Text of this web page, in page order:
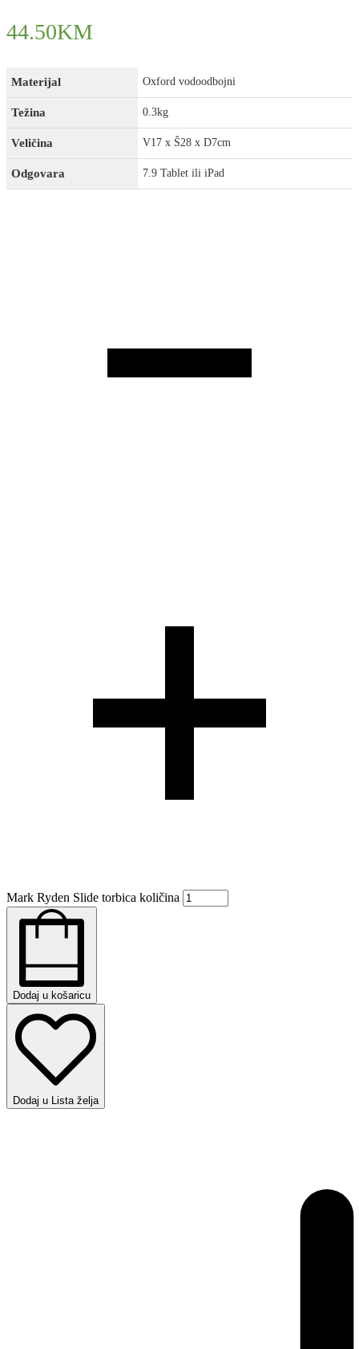
44.50KM
Materijal Oxford vodoodbojni
Težina 0.3kg
Veličina V17 x Š28 x D7cm
Odgovara 7.9 Tablet ili iPad
Mark Ryden Slide torbica količina
Dodaj u košaricu
Dodaj u Lista želja